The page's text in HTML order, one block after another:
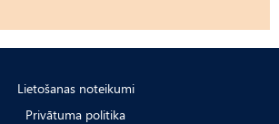
Lietošanas noteikumi
Privātuma politika